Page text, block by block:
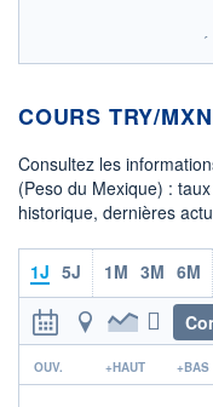
SIX - FOREX 2
Politique d'exécution
OUVERTURE
0,3586
0,3593
COURS TRY/
Consultez les
(Peso du Mexique) :
historique, dernières
1J 5J 1M 3M 6M
r
OUV. +HAUT +BAS